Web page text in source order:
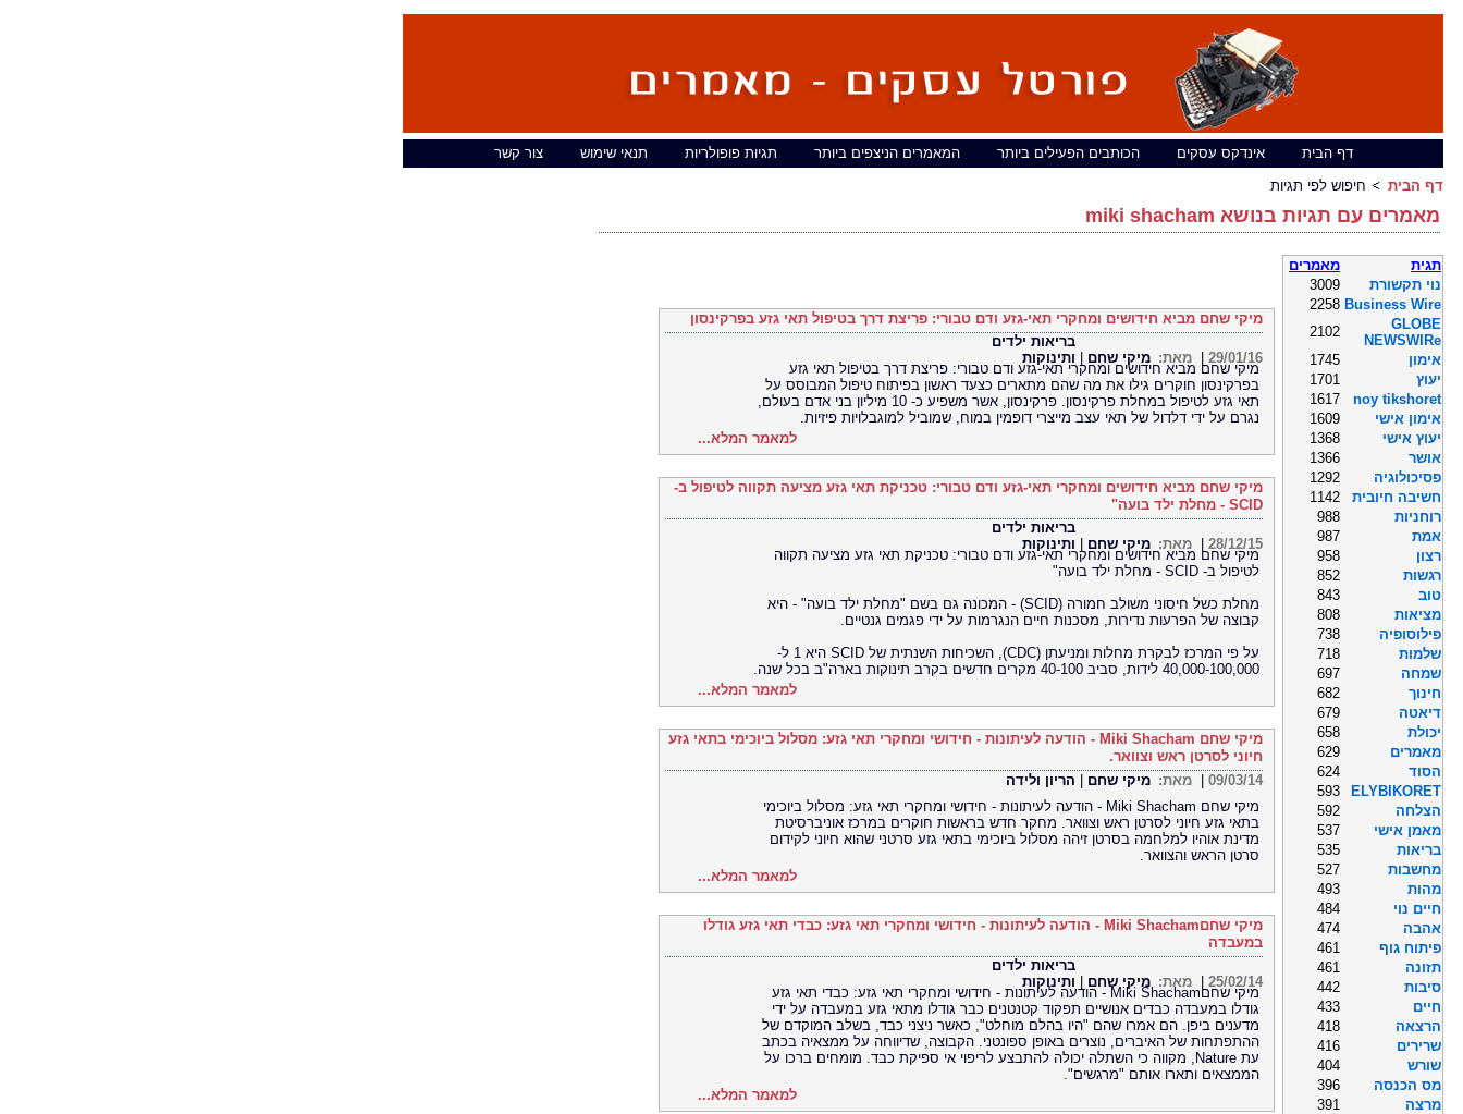
דף הבית אינדקס עסקים הכותבים הפעילים ביותר המאמרים הניצפים ביותר תגיות פופולריות תנאי שימוש
צור קשר
דף הבית
חיפוש לפי תגיות
מאמרים עם תגיות בנושא miki shacham
מיקי שחם מביא חידושים ומחקרי תאי-גזע ודם טבורי: פריצת דרך בטיפול תאי גזע בפרקינסון
29/01/16 מאת: מיקי שחם
בריאות ילדים
ותינוקות
מיקי שחם מביא חידושים ומחקרי תאי-גזע ודם טבורי: פריצת דרך בטיפול תאי גזע
בפרקינסון חוקרים גילו את מה שהם מתארים כצעד ראשון בפיתוח טיפול המבוסס על
תאי גזע לטיפול במחלת פרקינסון. פרקינסון, אשר משפיע כ- 10 מיליון בני אדם בעולם,
נגרם על ידי דלדול של תאי עצב מייצרי דופמין במוח, שמוביל למוגבלויות פיזיות.
למאמר המלא...
מיקי שחם מביא חידושים ומחקרי תאי-גזע ודם טבורי: טכניקת תאי גזע מציעה תקווה לטיפול ב-
SCID - מחלת ילד בועה"
28/12/15 מאת: מיקי שחם
בריאות ילדים
ותינוקות
מיקי שחם מביא חידושים ומחקרי תאי-גזע ודם טבורי: טכניקת תאי גזע מציעה תקווה
לטיפול ב- SCID - מחלת ילד בועה"
מחלת כשל חיסוני משולב חמורה (SCID) - המכונה גם בשם "מחלת ילד בועה" - היא
קבוצה של הפרעות נדירות, מסכנות חיים הנגרמות על ידי פגמים גנטיים.
על פי המרכז לבקרת מחלות ומניעתן (CDC), השכיחות השנתית של SCID היא 1 ל-
40,000-100,000 לידות, סביב 40-100 מקרים חדשים בקרב תינוקות בארה"ב בכל שנה.
למאמר המלא...
מיקי שחם Miki Shacham - הודעה לעיתונות - חידושי ומחקרי תאי גזע: מסלול ביוכימי בתאי גזע
חיוני לסרטן ראש וצוואר.
09/03/14
מאת: מיקי שחם
הריון ולידה
מיקי שחם Miki Shacham - הודעה לעיתונות - חידושי ומחקרי תאי גזע: מסלול ביוכימי
בתאי גזע חיוני לסרטן ראש וצוואר. מחקר חדש בראשות חוקרים במרכז אוניברסיטת
מדינת אוהיו למלחמה בסרטן זיהה מסלול ביוכימי בתאי גזע סרטני שהוא חיוני לקידום
סרטן הראש והצוואר.
למאמר המלא...
מיקי שחםMiki Shacham - הודעה לעיתונות - חידושי ומחקרי תאי גזע: כבדי תאי גזע גודלו
במעבדה
25/02/14 מאת: מיקי שחם
בריאות ילדים
ותינוקות
מיקי שחםMiki Shacham - הודעה לעיתונות - חידושי ומחקרי תאי גזע: כבדי תאי גזע
גודלו במעבדה כבדים אנושיים תפקוד קטנטנים כבר גודלו מתאי גזע במעבדה על ידי
מדענים ביפן. הם אמרו שהם "היו בהלם מוחלט", כאשר ניצני כבד, בשלב המוקדם של
ההתפתחות של האיברים, נוצרים באופן ספונטני. הקבוצה, שדיווחה על ממצאיה בכתב
עת Nature, מקווה כי השתלה יכולה להתבצע לריפוי אי ספיקת כבד. מומחים ברכו על
הממצאים ותארו אותם "מרגשים".
למאמר המלא...
תגית
מאמרים
נוי תקשורת
3009
Business Wire
2258
GLOBE
NEWSWIRe
2102
אימון
1745
יעוץ
1701
noy tikshoret
1617
אימון אישי
1609
יעוץ אישי
1368
אושר
1366
פסיכולוגיה
1292
חשיבה חיובית
1142
רוחניות
988
אמת
987
רצון
958
רגשות
852
טוב
843
מציאות
808
פילוסופיה
738
שלמות
718
שמחה
697
חינוך
682
דיאטה
679
יכולת
658
מאמרים
629
הסוד
624
ELYBIKORET
593
הצלחה
592
מאמן אישי
537
בריאות
535
מחשבות
527
מהות
493
חיים נוי
484
אהבה
474
פיתוח גוף
461
תזונה
461
סיבות
442
חיים
433
הרצאה
418
שרירים
416
שורש
404
מס הכנסה
396
מרצה
391